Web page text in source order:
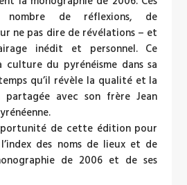
nombre de réflexions, de
ne pas dire de révélations – et
inédit et personnel. Ce
du pyrénéisme dans sa
qu’il révèle la qualité et la
partagée avec son frère Jean
de cette édition pour
des noms de lieux et de
de 2006 et de ses